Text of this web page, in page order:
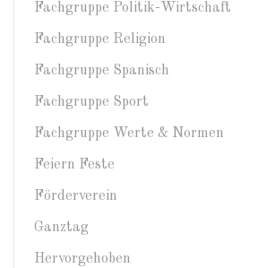
Fachgruppe Politik-Wirtschaft
Fachgruppe Religion
Fachgruppe Spanisch
Fachgruppe Sport
Fachgruppe Werte & Normen
Feiern Feste
Förderverein
Ganztag
Hervorgehoben